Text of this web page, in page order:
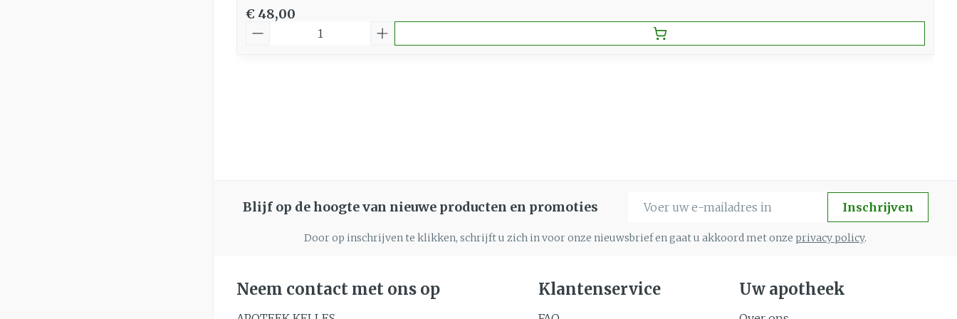
€ 48,00
Blijf op de hoogte van nieuwe producten en promoties Inschrijven
Door op inschrijven te klikken, schrijft u zich in voor onze nieuwsbrief en gaat u akkoord met onze privacy policy.
Neem contact met ons op Klantenservice Uw apotheek